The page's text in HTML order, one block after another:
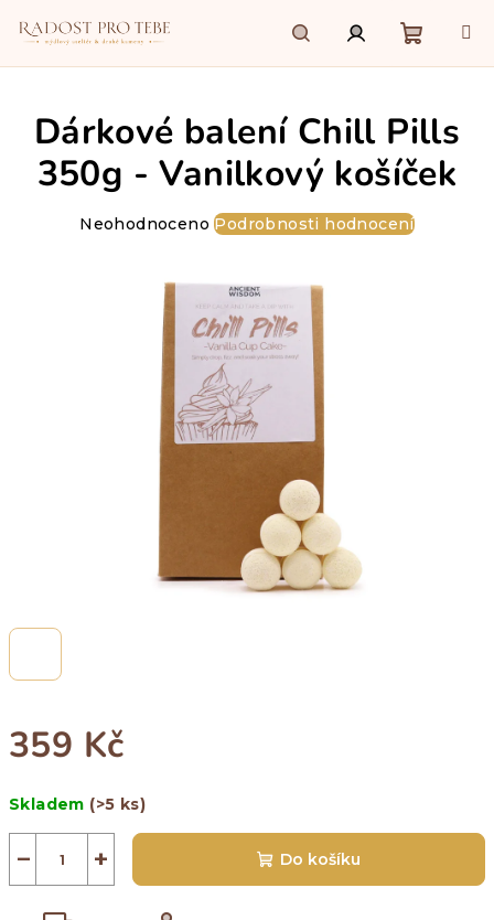
HledatPřihlášení
košík
359 Kč
cena:
Skladem (>5 ks)
+
− Do košíku
Dárkové balení Chill Pills
350g - Vanilkový košíček
Průměrné
hvězdiček.
Neohodnoceno Podrobnosti hodnocení